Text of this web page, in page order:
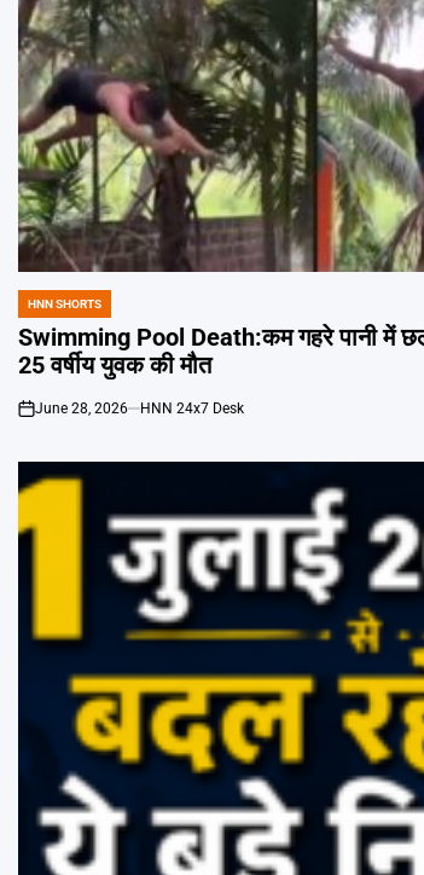
POSTED
IN
HNN SHORTS
Swimming Pool Death:कम गहरे पानी में
25 वर्षीय युवक की मौत
on
June 28, 2026 HNN 24x7 Desk